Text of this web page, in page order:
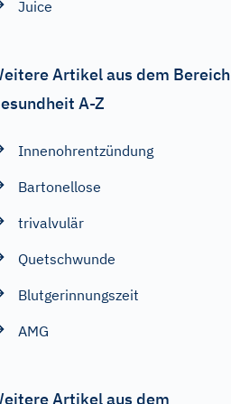
Juice
Artikel aus dem Bereich
A-Z
Innenohrentzündung
Bartonellose
trivalvulär
Quetschwunde
Blutgerinnungszeit
AMG
Artikel aus dem